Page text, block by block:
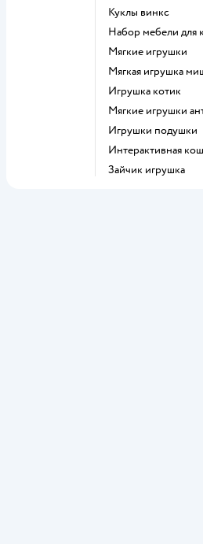
Куклы винкс
Набор мебели для
Мягкие игрушки
Мягкая игрушка
Игрушка котик
Мягкие игрушки
Игрушки подушки
Интерактивная
Зайчик игрушка